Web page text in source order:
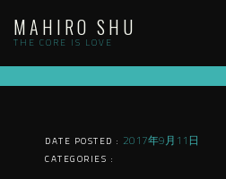
content
MAHIRO SHU
THE CORE IS LOVE
DATE POSTED : 2017年9月11日
CATEGORIES :